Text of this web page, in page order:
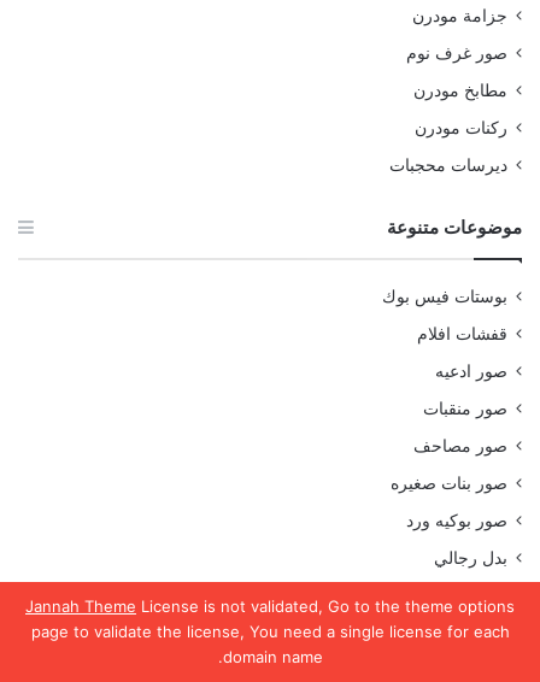
Jannah Theme License is not validated, Go to the theme options
page to validate the license, You need a single license for each
domain name.
جزامة مودرن
صور غرف نوم
مطابخ مودرن
ركنات مودرن
ديرسات محجبات
موضوعات متنوعة
بوستات فيس بوك
قفشات افلام
صور ادعيه
صور منقبات
صور مصاحف
صور بنات صغيره
صور بوكيه ورد
بدل رجالي
صور ورد
صور اطفال